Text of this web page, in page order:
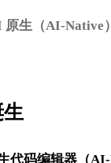
原生（AI-Native
代码编辑器（AI-